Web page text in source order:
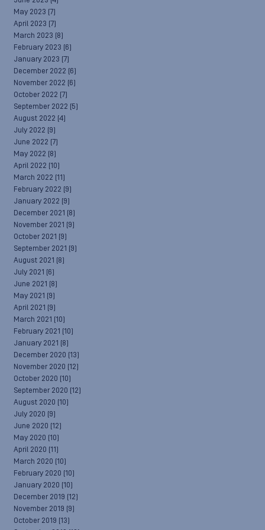
May 2023 (7)
April 2023 (7)
March 2023 (8)
February 2023 (6)
January 2023 (7)
December 2022 (6)
November 2022 (6)
October 2022 (7)
September 2022 (5)
August 2022 (4)
July 2022 (9)
June 2022 (7)
May 2022 (8)
April 2022 (10)
March 2022 (11)
February 2022 (9)
January 2022 (9)
December 2021 (8)
November 2021 (9)
October 2021 (9)
September 2021 (9)
August 2021 (8)
July 2021 (6)
June 2021 (8)
May 2021 (9)
April 2021 (9)
March 2021 (10)
February 2021 (10)
January 2021 (8)
December 2020 (13)
November 2020 (12)
October 2020 (10)
September 2020 (12)
August 2020 (10)
July 2020 (9)
June 2020 (12)
May 2020 (10)
April 2020 (11)
March 2020 (10)
February 2020 (10)
January 2020 (10)
December 2019 (12)
November 2019 (9)
October 2019 (13)